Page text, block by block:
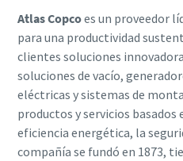
Atlas Copcoes un proveedor
para una productividad
clientes soluciones
soluciones de vacío,
eléctricas y sistemas de
productos y servicios basados
eficiencia energética, la
compañía se fundó en 1873,